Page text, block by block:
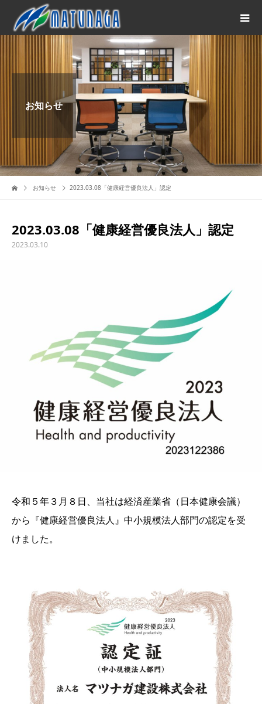
お知らせ
お知らせ 2023.03.08「健康経営優良法人」認定
2023.03.08「健康経営優良法人」認定
2023.03.10
令和５年３月８日、当社は経済産業省（日本健康会議）
から『健康経営優良法人』中小規模法人部門の認定を受
けました。